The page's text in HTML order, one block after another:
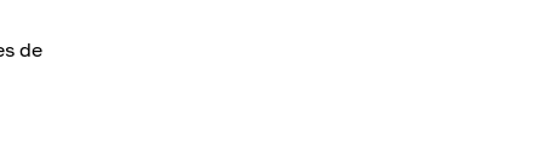
de